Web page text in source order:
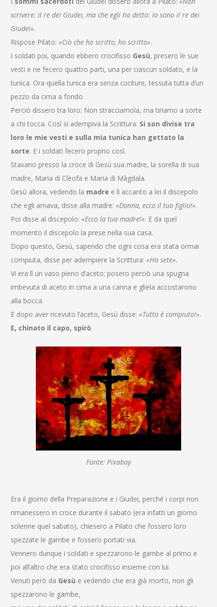
scrivere: il re dei Giudei, ma che egli ha detto: Io sono il re dei
Giudei».
Rispose Pilato:«Ciò che ho scritto, ho scritto».
I soldati poi, quando ebbero crocifisso Gesù, presero le sue
vesti e ne fecero quattro parti, una per ciascun soldato, e la
tunica. Ora quella tunica era senza cuciture, tessuta tutta d’un
pezzo da cima a fondo.
Perciò dissero tra loro: Non stracciamola, ma tiriamo a sorte
a chi tocca. Così si adempiva la Scrittura: Si son divise tra
loro le mie vesti e sulla mia tunica han gettato la
sorte. E i soldati fecero proprio così.
Stavano presso la croce di Gesù sua madre, la sorella di sua
madre, Maria di Clèofa e Maria di Màgdala.
Gesù allora, vedendo la madre e lì accanto a lei il discepolo
che egli amava, disse alla madre:«Donna, ecco il tuo figlio!».
Poi disse al discepolo:«Ecco la tua madre!». E da quel
momento il discepolo la prese nella sua casa.
Dopo questo, Gesù, sapendo che ogni cosa era stata ormai
compiuta, disse per adempiere la Scrittura:«Ho sete».
Vi era lì un vaso pieno d’aceto; posero perciò una spugna
imbevuta di aceto in cima a una canna e gliela accostarono
alla bocca.
E dopo aver ricevuto l’aceto, Gesù disse:«Tutto è compiuto!».
E, chinato il capo, spirò.
Fonte: Pixabay
Era il giorno della Preparazione e i Giudei, perché i corpi non
rimanessero in croce durante il sabato (era infatti un giorno
solenne quel sabato), chiesero a Pilato che fossero loro
spezzate le gambe e fossero portati via.
Vennero dunque i soldati e spezzarono le gambe al primo e
poi all’altro che era stato crocifisso insieme con lui.
Venuti però da Gesù e vedendo che era già morto, non gli
spezzarono le gambe,